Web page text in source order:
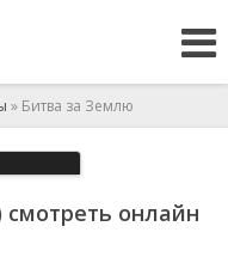
» Битва за Землю
смотреть онлайн